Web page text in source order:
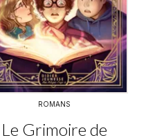
ROMANS
Le Grimoire de